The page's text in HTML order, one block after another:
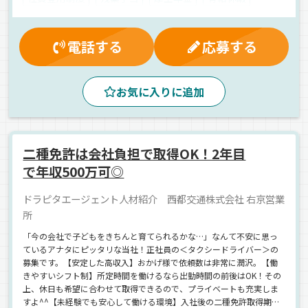
昇給
制服・作業着貸与 雇用保険
マイカー通勤可
夕方
バックアイモニター装備
カーナビ搭載
地場 拠点多数 AT可
その他
アルバイト
電話する 応募する
お気に入りに追加
二種免許は会社負担で取得OK！2年目
で年収500万可◎
ドラピタエージェント人材紹介 西都交通株式会社 右京営業
所
「今の会社で子どもをきちんと育てられるかな…」なんて不安に思っ
ているアナタにピッタリな当社！正社員の＜タクシードライバー＞の
募集です。【安定した高収入】おかげ様で依頼数は非常に潤沢。【働
きやすいシフト制】所定時間を働けるなら出勤時間の前後はOK！その
上、休日も希望に合わせて取得できるので、プライベートも充実しま
すよ^^【未経験でも安心して働ける環境】入社後の二種免許取得期間